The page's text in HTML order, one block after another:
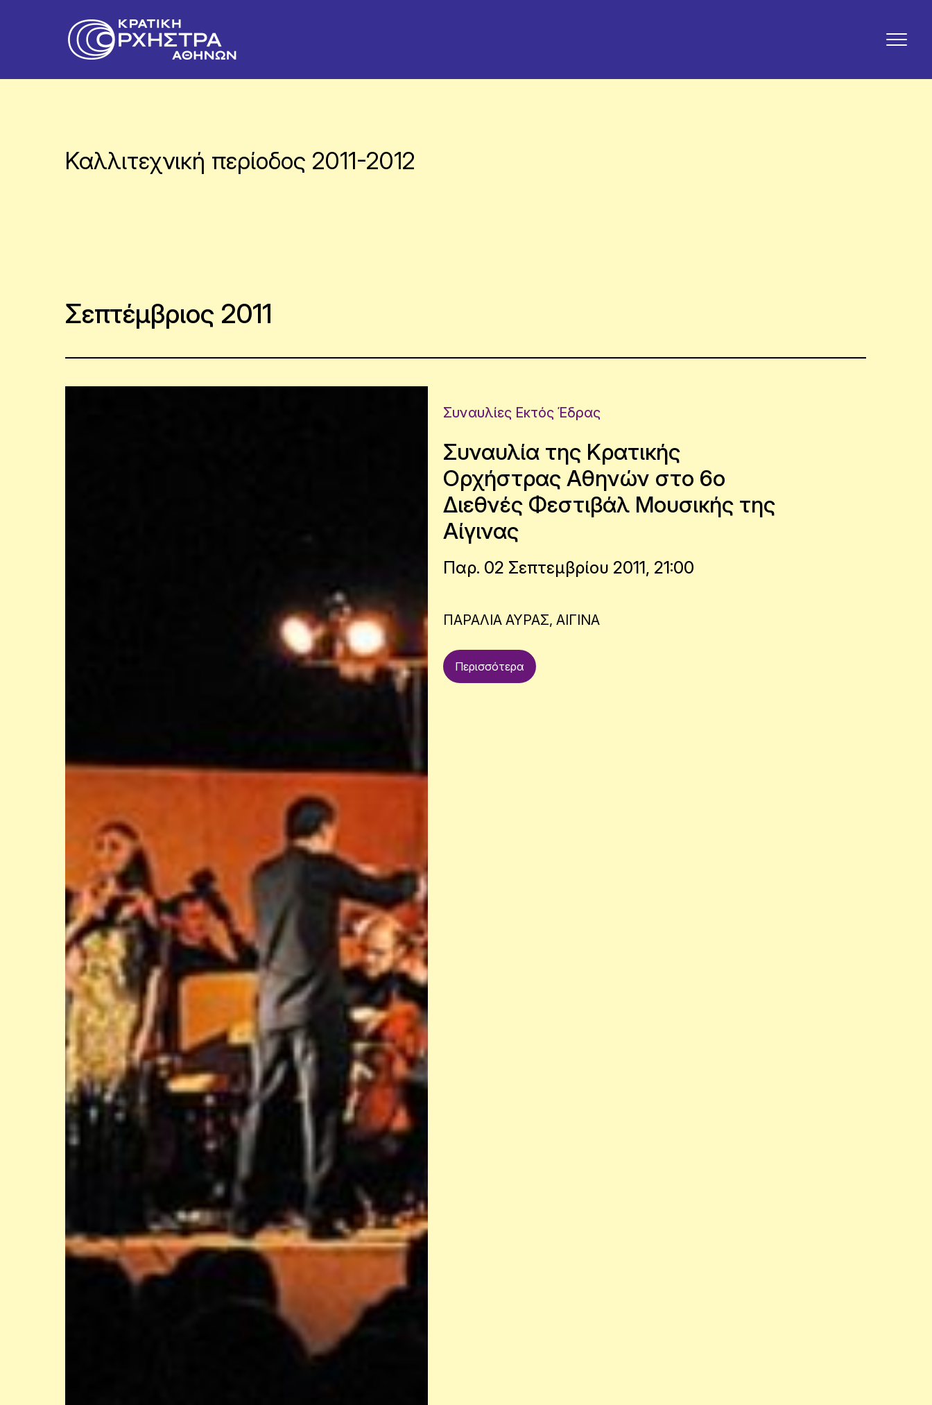
Καλλιτεχνική περίοδος 2011-2012
Σεπτέμβριος 2011
Συναυλίες Εκτός Έδρας
Συναυλία της Κρατικής
Ορχήστρας Αθηνών στο 6ο
Διεθνές Φεστιβάλ Μουσικής της
Αίγινας
Παρ. 02 Σεπτεμβρίου 2011, 21:00
ΠΑΡΑΛΙΑ ΑΥΡΑΣ, ΑΙΓΙΝΑ
Περισσότερα